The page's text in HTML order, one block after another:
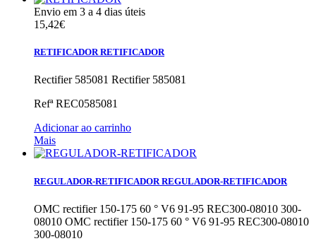
Envio em 3 a 4 dias úteis
15,42€
RETIFICADOR RETIFICADOR
Rectifier 585081 Rectifier 585081
RefªREC0585081
Adicionar ao carrinho
Mais
REGULADOR-RETIFICADOR REGULADOR-RETIFICADOR
OMC rectifier 150-175 60 ° V6 91-95 REC300-08010 300-
08010 OMC rectifier 150-175 60 ° V6 91-95 REC300-08010
300-08010